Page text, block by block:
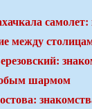
между
шармом